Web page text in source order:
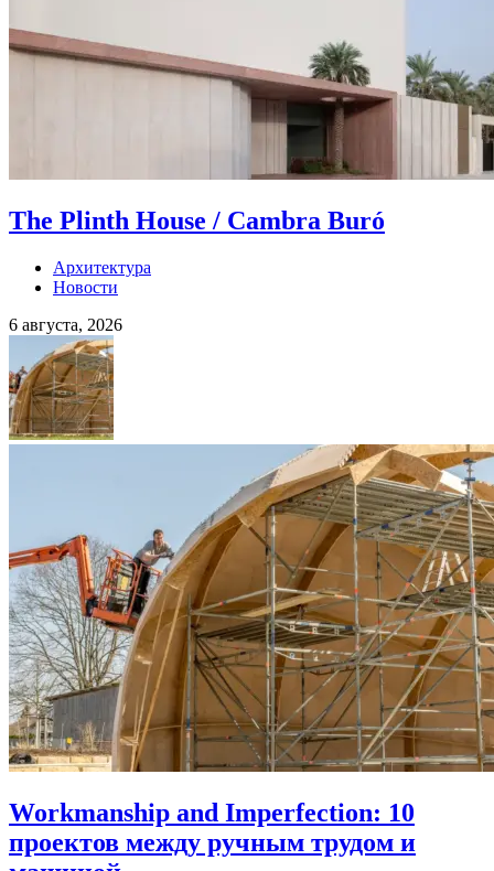
The Plinth House / Cambra Buró
Архитектура
Новости
6 августа, 2026
Workmanship and Imperfection: 10
проектов между ручным трудом и